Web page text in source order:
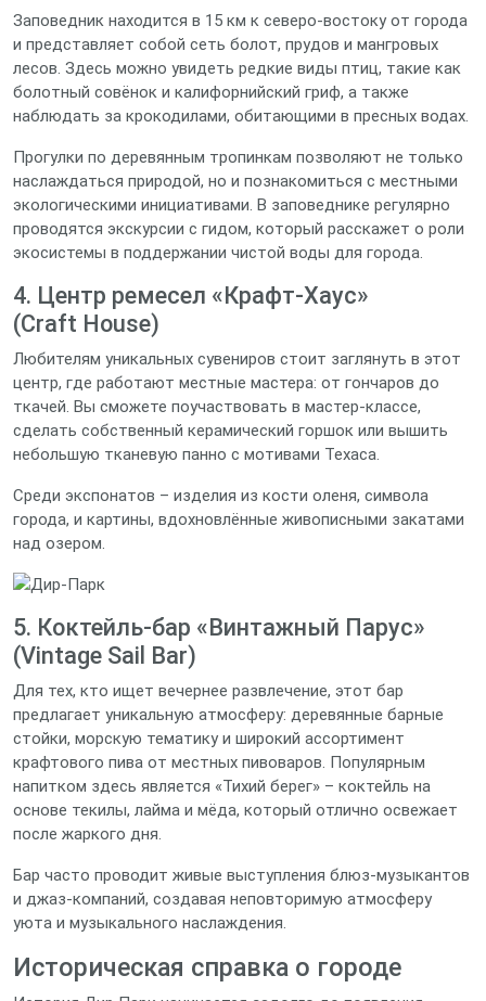
Заповедник находится в 15 км к северо‑востоку от города
и представляет собой сеть болот, прудов и мангровых
лесов. Здесь можно увидеть редкие виды птиц, такие как
болотный совёнок и калифорнийский гриф, а также
наблюдать за крокодилами, обитающими в пресных водах.
Прогулки по деревянным тропинкам позволяют не только
наслаждаться природой, но и познакомиться с местными
экологическими инициативами. В заповеднике регулярно
проводятся экскурсии с гидом, который расскажет о роли
экосистемы в поддержании чистой воды для города.
4. Центр ремесел «Крафт‑Хаус»
(Craft House)
Любителям уникальных сувениров стоит заглянуть в этот
центр, где работают местные мастера: от гончаров до
ткачей. Вы сможете поучаствовать в мастер‑классе,
сделать собственный керамический горшок или вышить
небольшую тканевую панно с мотивами Техаса.
Среди экспонатов – изделия из кости оленя, символа
города, и картины, вдохновлённые живописными закатами
над озером.
5. Коктейль‑бар «Винтажный Парус»
(Vintage Sail Bar)
Для тех, кто ищет вечернее развлечение, этот бар
предлагает уникальную атмосферу: деревянные барные
стойки, морскую тематику и широкий ассортимент
крафтового пива от местных пивоваров. Популярным
напитком здесь является «Тихий берег» – коктейль на
основе текилы, лайма и мёда, который отлично освежает
после жаркого дня.
Бар часто проводит живые выступления блюз‑музыкантов
и джаз‑компаний, создавая неповторимую атмосферу
уюта и музыкального наслаждения.
Историческая справка о городе